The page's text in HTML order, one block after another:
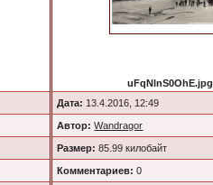
uFqNlnS0OhE.jpg
Дата: 13.4.2016, 12:49
Автор: Wandragor
Размер: 85.99 килобайт
Комментариев: 0